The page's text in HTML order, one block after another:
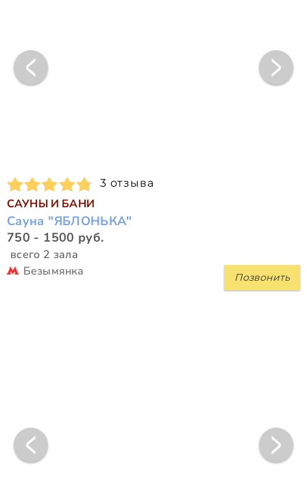
3 отзыва
САУНЫ И БАНИ
Сауна "ЯБЛОНЬКА"
750 - 1500 руб.
всего 2 зала
Позвонить
Безымянка